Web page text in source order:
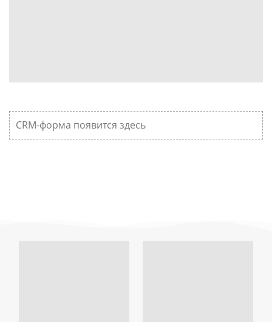
CRM-форма появится здесь